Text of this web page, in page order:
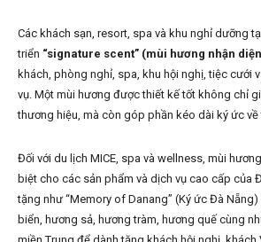
Các khách sạn, resort, spa và khu nghỉ dưỡng
triển “signature scent” (mùi hương nhận
khách, phòng nghỉ, spa, khu hội nghị, tiệc cưới
vụ. Một mùi hương được thiết kế tốt không chỉ
thương hiệu, mà còn góp phần kéo dài ký ức
Đối với du lịch MICE, spa và wellness, mùi
biệt cho các sản phẩm và dịch vụ cao cấp của
tặng như “Memory of Danang” (Ký ức Đà
biển, hương sả, hương tràm, hương quế cùng